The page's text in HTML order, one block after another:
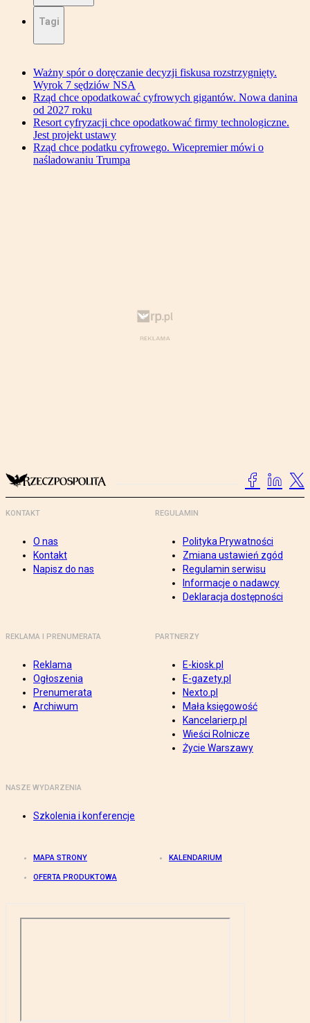
Tagi
Ważny spór o doręczanie decyzji fiskusa rozstrzygnięty.
Wyrok 7 sędziów NSA
Rząd chce opodatkować cyfrowych gigantów. Nowa danina
od 2027 roku
Resort cyfryzacji chce opodatkować firmy technologiczne.
Jest projekt ustawy
Rząd chce podatku cyfrowego. Wicepremier mówi o
naśladowaniu Trumpa
KONTAKT
O nas
Kontakt
Napisz do nas
REGULAMIN
Polityka Prywatności
Zmiana ustawień zgód
Regulamin serwisu
Informacje o nadawcy
Deklaracja dostępności
REKLAMA I PRENUMERATA
Reklama
Ogłoszenia
Prenumerata
Archiwum
PARTNERZY
E-kiosk.pl
E-gazety.pl
Nexto.pl
Mała księgowość
Kancelarierp.pl
Wieści Rolnicze
Życie Warszawy
NASZE WYDARZENIA
Szkolenia i konferencje
MAPA STRONY KALENDARIUM
OFERTA PRODUKTOWA